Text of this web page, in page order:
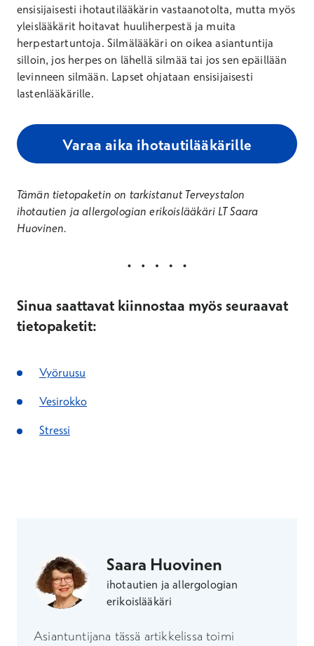
ensisijaisesti ihotautilääkärin vastaanotolta, mutta myös
yleislääkärit hoitavat huuliherpestä ja muita
herpestartuntoja. Silmälääkäri on oikea asiantuntija
silloin, jos herpes on lähellä silmää tai jos sen epäillään
levinneen silmään. Lapset ohjataan ensisijaisesti
lastenlääkärille.
Varaa aika ihotautilääkärille
Tämän tietopaketin on tarkistanut Terveystalon
ihotautien ja allergologian erikoislääkäri LT Saara
Huovinen.
Sinua saattavat kiinnostaa myös seuraavat
tietopaketit:
Vyöruusu
Vesirokko
Stressi
Saara Huovinen
ihotautien ja allergologian
erikoislääkäri
Asiantuntijana tässä artikkelissa toimi